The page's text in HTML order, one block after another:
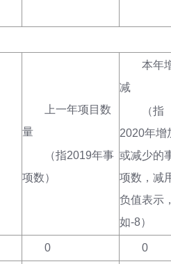
上一年项目数
量
（指2019年事
项数）
本年
减
（指
2020年增
或减少的
项数，减
负值表示
如-8）
0 0